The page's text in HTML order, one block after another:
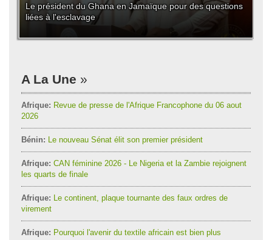
Le président du Ghana en Jamaïque pour des questions
liées à l'esclavage
A La Une
Afrique: Revue de presse de l'Afrique Francophone du 06 aout
2026
Bénin: Le nouveau Sénat élit son premier président
Afrique: CAN féminine 2026 - Le Nigeria et la Zambie rejoignent
les quarts de finale
Afrique: Le continent, plaque tournante des faux ordres de
virement
Afrique: Pourquoi l'avenir du textile africain est bien plus